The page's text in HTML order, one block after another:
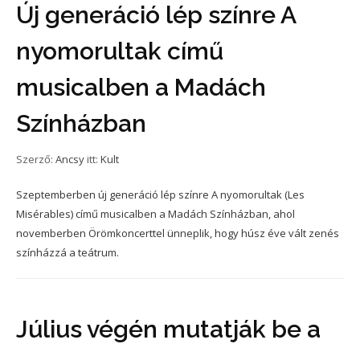
Új generáció lép színre A
nyomorultak című
musicalben a Madách
Színházban
Szerző: Ancsy itt: Kult
Szeptemberben új generáció lép színre A nyomorultak (Les
Misérables) című musicalben a Madách Színházban, ahol
novemberben Örömkoncerttel ünneplik, hogy húsz éve vált zenés
színházzá a teátrum.
Július végén mutatják be a